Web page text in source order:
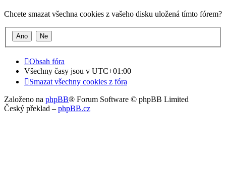
Chcete smazat všechna cookies z vašeho disku uložená tímto fórem?
Obsah fóra
Všechny časy jsou v UTC+01:00
Smazat všechny cookies z fóra
Založeno na phpBB® Forum Software © phpBB Limited
Český překlad – phpBB.cz